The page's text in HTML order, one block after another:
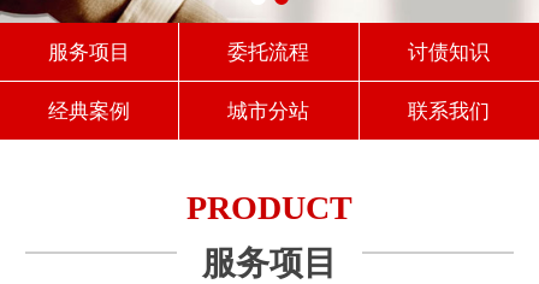
服务项目 委托流程 讨债知识
经典案例 城市分站 联系我们
PRODUCT
服务项目